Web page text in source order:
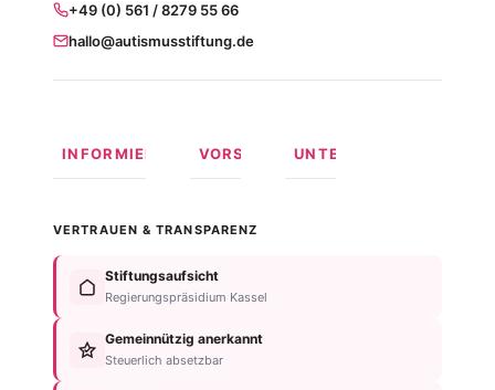
+49 (0) 561 / 8279 55 66
hallo@autismusstiftung.de
INFORMIEREN
Formen
Autismus
Anzeichen
Diagnose
VORSORGEN
Behindertentestament
Im
Testament
Nachlassplanung
Zustiftung
UNTERSTÜTZEN
VERTRAUEN & TRANSPARENZ
Stiftungsaufsicht
Regierungspräsidium Kassel
Gemeinnützig anerkannt
Steuerlich absetzbar